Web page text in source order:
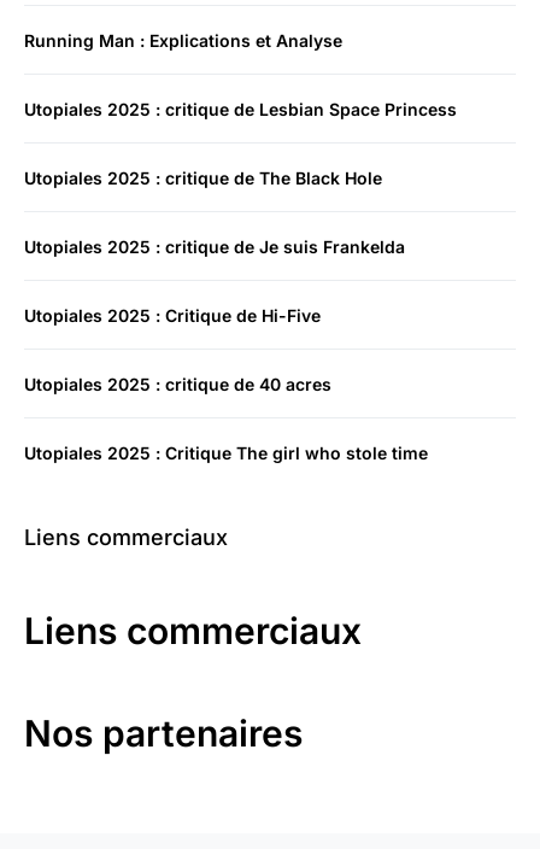
Running Man : Explications et Analyse
Utopiales 2025 : critique de Lesbian Space Princess
Utopiales 2025 : critique de The Black Hole
Utopiales 2025 : critique de Je suis Frankelda
Utopiales 2025 : Critique de Hi-Five
Utopiales 2025 : critique de 40 acres
Utopiales 2025 : Critique The girl who stole time
Liens commerciaux
Liens commerciaux
Nos partenaires